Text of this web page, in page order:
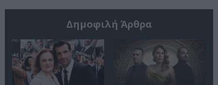
Δημοφιλή Άρθρα